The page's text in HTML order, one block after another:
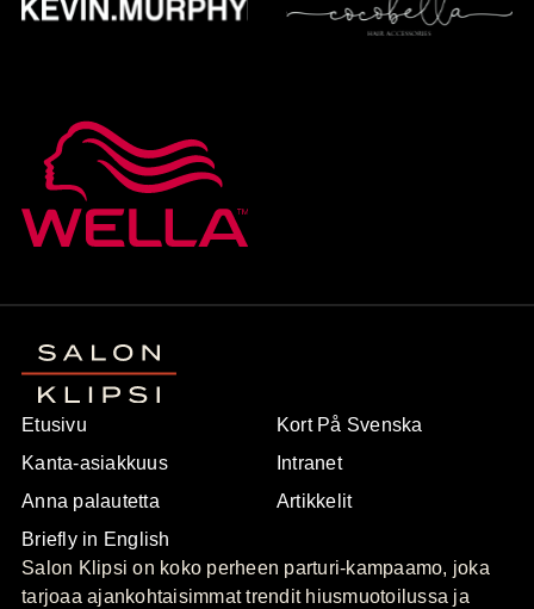
Etusivu
Kanta-asiakkuus
Anna palautetta
Briefly in English
Kort På Svenska
Intranet
Artikkelit
Salon Klipsi on koko perheen parturi-kampaamo, joka
tarjoaa ajankohtaisimmat trendit hiusmuotoilussa ja